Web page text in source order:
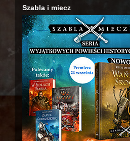
Szabla i miecz